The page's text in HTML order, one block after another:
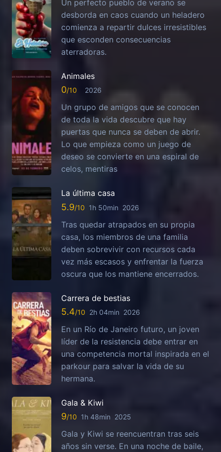
Un perfecto pueblo de verano se
desborda en caos cuando un heladero
comienza a repartir dulces irresistibles
que esconden consecuencias
aterradoras.
Animales
0 2026
Un grupo de amigos que se conocen
de toda la vida descubre que hay
puertas que nunca se deben de abrir.
Lo que empieza como un juego de
deseo se convierte en una espiral de
celos, mentiras
La última casa
5.9 1h 50min 2026
Tras quedar atrapados en su propia
casa, los miembros de una familia
deben sobrevivir con recursos cada
vez más escasos y enfrentar la fuerza
oscura que los mantiene encerrados.
Carrera de bestias
5.4 2h 04min 2026
En un Río de Janeiro futuro, un joven
líder de la resistencia debe entrar en
una competencia mortal inspirada en el
parkour para salvar la vida de su
hermana.
Gala & Kiwi
9 1h 48min 2025
Gala y Kiwi se reencuentran tras seis
años sin verse. En una noche de baile,